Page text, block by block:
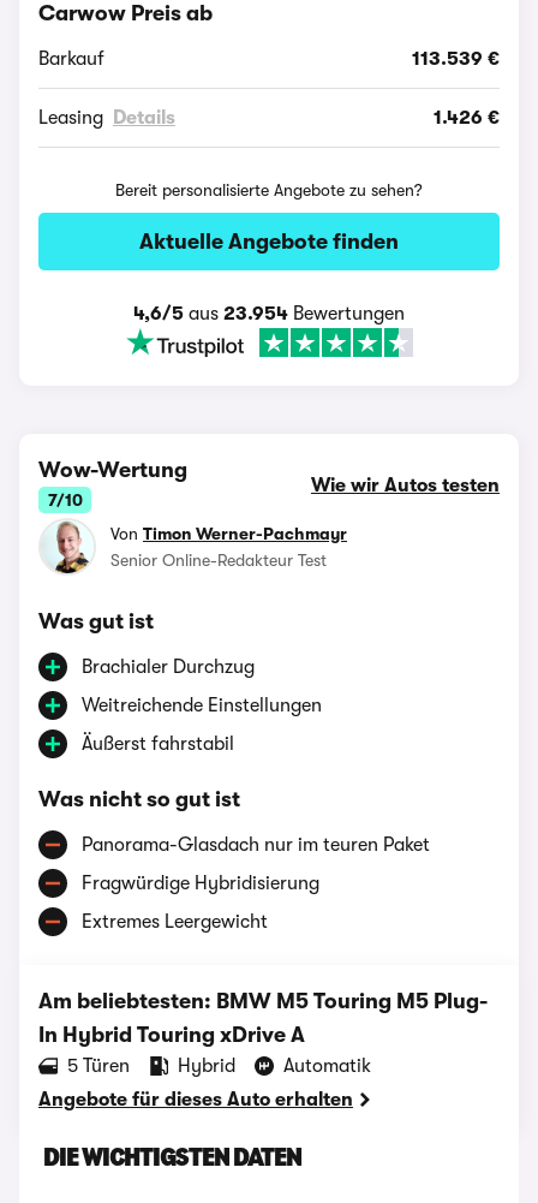
Carwow Preis ab
Barkauf 113.539 €
Leasing Details 1.426 €
Bereit personalisierte Angebote zu sehen?
Aktuelle Angebote finden
4,6/5 aus 23.954 Bewertungen
Wow-Wertung
7/10
Wie wir Autos testen
Von Timon Werner-Pachmayr
Senior Online-Redakteur Test
Was gut ist
Brachialer Durchzug
Weitreichende Einstellungen
Äußerst fahrstabil
Was nicht so gut ist
Panorama-Glasdach nur im teuren Paket
Fragwürdige Hybridisierung
Extremes Leergewicht
Am beliebtesten: BMW M5 Touring M5 Plug-
In Hybrid Touring xDrive A
‪5‬ Türen Hybrid
Automatik
Angebote für dieses Auto erhalten
DIE WICHTIGSTEN DATEN